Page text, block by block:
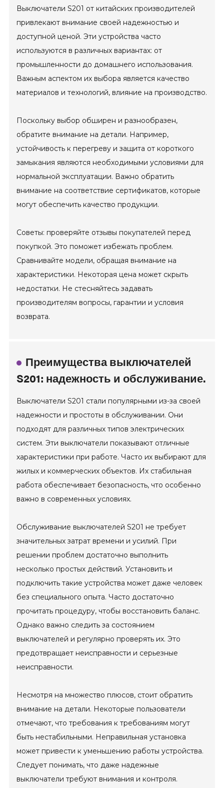
Выключатели S201 от китайских производителей
привлекают внимание своей надежностью и
доступной ценой. Эти устройства часто
используются в различных вариантах: от
промышленности до домашнего использования.
Важным аспектом их выбора является качество
материалов и технологий, влияние на производство.
Поскольку выбор обширен и разнообразен,
обратите внимание на детали. Например,
устойчивость к перегреву и защита от короткого
замыкания являются необходимыми условиями для
нормальной эксплуатации. Важно обратить
внимание на соответствие сертификатов, которые
могут обеспечить качество продукции.
Советы: проверяйте отзывы покупателей перед
покупкой. Это поможет избежать проблем.
Сравнивайте модели, обращая внимание на
характеристики. Некоторая цена может скрыть
недостатки. Не стесняйтесь задавать
производителям вопросы, гарантии и условия
возврата.
Преимущества выключателей
S201: надежность и обслуживание.
Выключатели S201 стали популярными из-за своей
надежности и простоты в обслуживании. Они
подходят для различных типов электрических
систем. Эти выключатели показывают отличные
характеристики при работе. Часто их выбирают для
жилых и коммерческих объектов. Их стабильная
работа обеспечивает безопасность, что особенно
важно в современных условиях.
Обслуживание выключателей S201 не требует
значительных затрат времени и усилий. При
решении проблем достаточно выполнить
несколько простых действий. Установить и
подключить такие устройства может даже человек
без специального опыта. Часто достаточно
прочитать процедуру, чтобы восстановить баланс.
Однако важно следить за состоянием
выключателей и регулярно проверять их. Это
предотвращает неисправности и серьезные
неисправности.
Несмотря на множество плюсов, стоит обратить
внимание на детали. Некоторые пользователи
отмечают, что требования к требованиям могут
быть нестабильными. Неправильная установка
может привести к уменьшению работы устройства.
Следует понимать, что даже надежные
выключатели требуют внимания и контроля.